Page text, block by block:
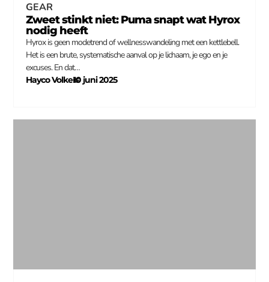
GEAR
Zweet stinkt niet: Puma snapt wat Hyrox
nodig heeft
Hyrox is geen modetrend of wellnesswandeling met een kettlebell.
Het is een brute, systematische aanval op je lichaam, je ego en je
excuses. En dat…
Hayco Volkers
–
10 juni 2025